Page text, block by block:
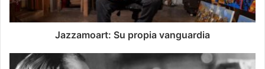
Jazzamoart: Su propia vanguardia